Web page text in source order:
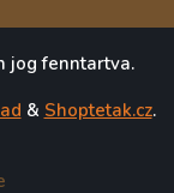
jog fenntartva.
& Shoptetak.cz.